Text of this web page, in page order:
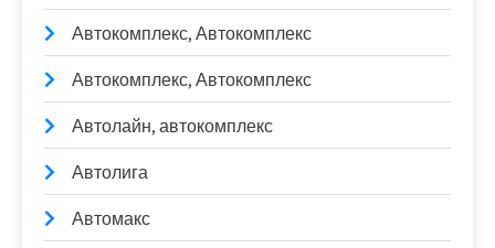
Автокомплекс, Автокомплекс
Автокомплекс, Автокомплекс
Автолайн, автокомплекс
Автолига
Автомакс